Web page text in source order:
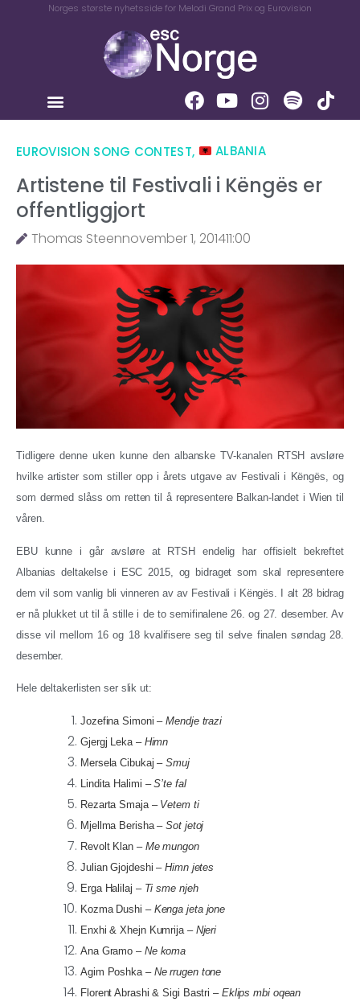
Norges største nyhetsside for Melodi Grand Prix og Eurovision
EUROVISION SONG CONTEST, ALBANIA
Artistene til Festivali i Këngës er
offentliggjort
Thomas Steennovember 1, 201411:00
Tidligere denne uken kunne den albanske TV-kanalen RTSH avsløre
hvilke artister som stiller opp i årets utgave av Festivali i Këngës, og
som dermed slåss om retten til å representere Balkan-landet i Wien til
våren.
EBU kunne i går avsløre at RTSH endelig har offisielt bekreftet
Albanias deltakelse i ESC 2015, og bidraget som skal representere
dem vil som vanlig bli vinneren avav Festivali i Këngës. I alt 28 bidrag
er nå plukket ut til å stille i de to semifinalene 26. og 27. desember. Av
disse vil mellom 16 og 18 kvalifisere seg til selve finalen søndag 28.
desember.
Hele deltakerlisten ser slik ut:
Jozefina Simoni –Mendje trazi
Gjergj Leka– Himn
Mersela Cibukaj –Smuj
Lindita Halimi –S’te fal
Rezarta Smaja– Vetem ti
Mjellma Berisha–Sot jetoj
Revolt Klan– Me mungon
Julian Gjojdeshi –Himn jetes
Erga Halilaj – Ti sme njeh
Kozma Dushi – Kenga jeta jone
Enxhi & Xhejn Kumrija– Njeri
Ana Gramo – Ne koma
Agim Poshka– Ne rrugen tone
Florent Abrashi & Sigi Bastri – Eklips mbi oqean